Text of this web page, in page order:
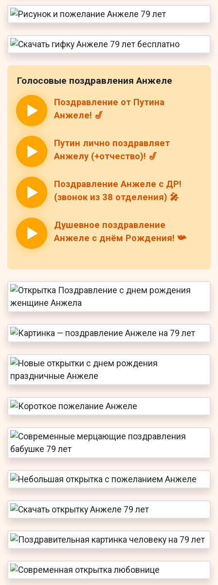
Голосовые поздравления Анжеле
Поздравление от Путина
Анжеле! 🎷
Путин лично поздравляет
Анжелу (+отчество)! 🎷
Поздравление Анжеле с ДР!
(звонок из 38 отделения) 🎤
Душевное поздравление
Анжеле с днём Рождения! 📯